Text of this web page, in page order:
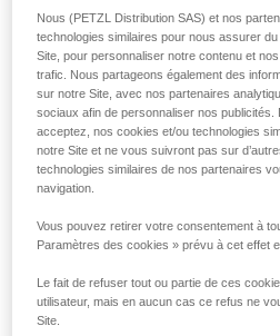
Nous (PETZL Distribution SAS) et nos
technologies similaires pour nous assurer
Site, pour personnaliser notre contenu et
trafic. Nous partageons également des
sur notre Site, avec nos partenaires
sociaux afin de personnaliser nos publicités.
acceptez, nos cookies et/ou technologies
notre Site et ne vous suivront pas sur
technologies similaires de nos partenaires
navigation.
Vous pouvez retirer votre consentement à
Paramètres des cookies » prévu à cet effet
Le fait de refuser tout ou partie de ces
utilisateur, mais en aucun cas ce refus ne
Site.